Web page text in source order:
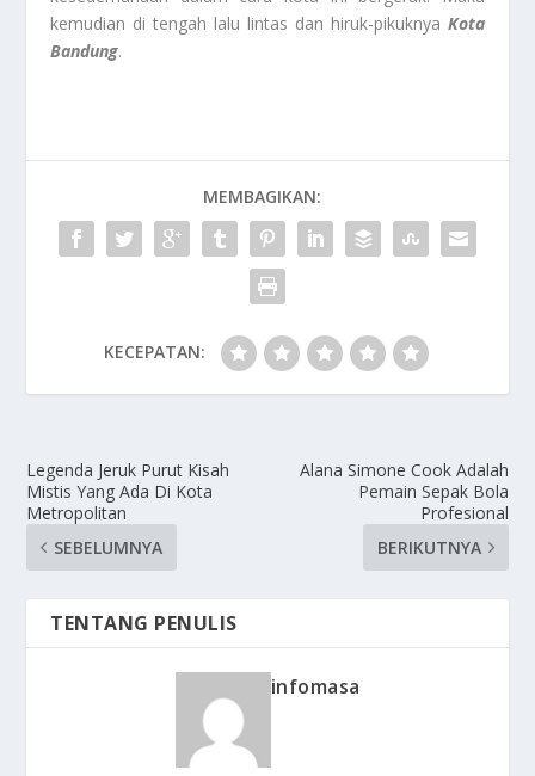
kemudian di tengah lalu lintas dan hiruk-pikuknya Kota
Bandung.
MEMBAGIKAN:
KECEPATAN:
Legenda Jeruk Purut Kisah
Mistis Yang Ada Di Kota
Metropolitan
SEBELUMNYA
Alana Simone Cook Adalah
Pemain Sepak Bola
Profesional
BERIKUTNYA
TENTANG PENULIS
infomasa